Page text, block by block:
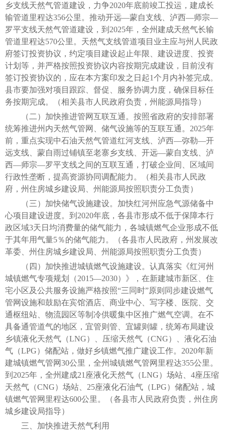
乡支线天然气管道建设，力争2020年底前竣工投运，建成长
输管道里程达356公里。推动开远—蒙自支线、泸西—师宗—
罗平支线天然气管道建设，到2025年，全州建成天然气长输
管道里程达570公里。天然气支线管道项目业主应与州人民政
府签订投资协议，约定项目建设起止年限、建设进度、投资
计划等，并严格按照投资协议内容按期完成建设，目前没有
签订投资协议的，应在本方案印发之日起1个月内补签完成。
县市要加强对项目跟踪、督促、服务协调力度，确保目标任
务按期完成。（相关县市人民政府负责，州能源局指导）
（二）加快推进管网互联互通。按照省政府的安排部署
统筹推进州内天然气管网、储气设施等的互联互通。2025年
前，重点实现中石油天然气管道红河支线、泸西—弥勒—开
远支线、蒙自雨过铺镇至老寨乡支线、开远—蒙自支线、泸
西—师宗—罗平支线之间的互联互通，打破企业间、区域间
行政性垄断，提高资源协同调配能力。（相关县市人民政
府，州住房城乡建设局、州能源局按照职责分工负责）
（三）加快储气设施建设。加快红河州应急气源储备中
心项目建设进度。到2020年底，各县市形成不低于保障本行
政区域3天日均消费量的储气能力，各城镇燃气企业形成不低
于其年用气量5％的储气能力。（各县市人民政府，州发展改
革委、州住房城乡建设局、州能源局按照职责分工负责）
（四）加快推进城镇燃气设施建设。认真落实《红河州
城镇燃气专项规划（2015—2030）》，在新建城市新区、住
宅小区及公共服务设施严格按照“三同时”原则同步建设燃气
管网设施和鼓励在宾馆酒店、商业中心、写字楼、医院、交
通枢纽站、物流园区等制冷供暖集中区推广燃气空调。在不
具备通管道气的地区，宜管则管、宜罐则罐，统筹布局建设
乡镇液化天然气（LNG）、压缩天然气（CNG）、液化石油
气（LPG）储配站，做好乡镇燃气推广建设工作。2020年新
建城镇燃气管网30公里，全州城镇燃气管网里程达355公里。
到2025年，全州建成21座液化天然气（LNG）场站、4座压缩
天然气（CNG）场站、25座液化石油气（LPG）储配站，城
镇燃气管网里程达600公里。（各县市人民政府负责，州住房
城乡建设局指导）
三、加快推进天然气利用